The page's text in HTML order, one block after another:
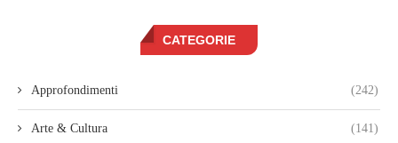
CATEGORIE
Approfondimenti (242)
Arte & Cultura (141)